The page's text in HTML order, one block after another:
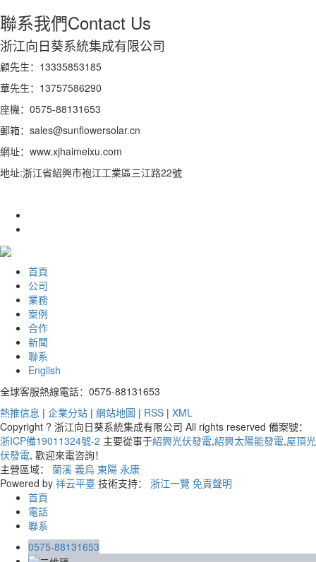
聯系我們Contact Us
浙江向日葵系統集成有限公司
顧先生：13335853185
華先生：13757586290
座機：0575-88131653
郵箱：sales@sunflowersolar.cn
網址：www.xjhaimeixu.com
地址:浙江省紹興市袍江工業區三江路22號
首頁
公司
業務
案例
合作
新聞
聯系
English
全球客服熱線電話：0575-88131653
熱推信息 | 企業分站 | 網站地圖 | RSS | XML
Copyright ? 浙江向日葵系統集成有限公司 All rights reserved 備案號：
浙ICP備19011324號-2 主要從事于紹興光伏發電,紹興太陽能發電,屋頂光
伏發電, 歡迎來電咨詢！
主營區域： 蘭溪 義烏 東陽 永康
Powered by 祥云平臺 技術支持： 浙江一覽 免責聲明
首頁
電話
聯系
0575-88131653